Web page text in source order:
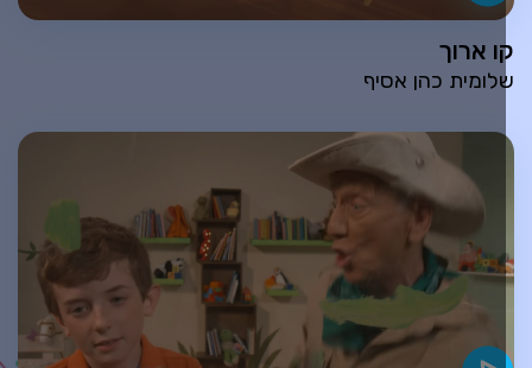
ארוך
כהן אסיף